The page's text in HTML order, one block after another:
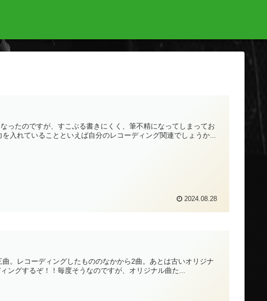
ったのですが、すこぶる書きにくく、筆不精になってしまってお
入れていることといえば自分のレコーディング関連でしょうか...
2024.08.28
。レコーディングしたもののなかから2曲。あとは古いオリジナ
ングするぞ！！毎度そうなのですが、オリジナル曲た...